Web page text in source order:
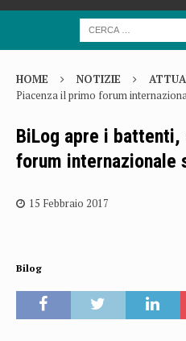
HOME NOTIZIE
Piacenza il primo forum
BiLog apre i
forum internazionale
15 Febbraio 2017
Bilog